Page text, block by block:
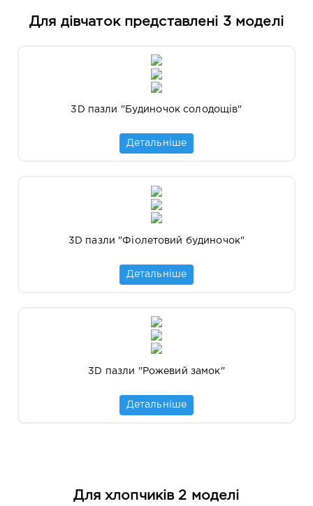
Для дівчаток представлені 3 моделі
3D пазли "Будиночок солодощів"
Детальніше
3D пазли "Фіолетовий будиночок"
Детальніше
3D пазли "Рожевий замок"
Детальніше
Для хлопчиків 2 моделі